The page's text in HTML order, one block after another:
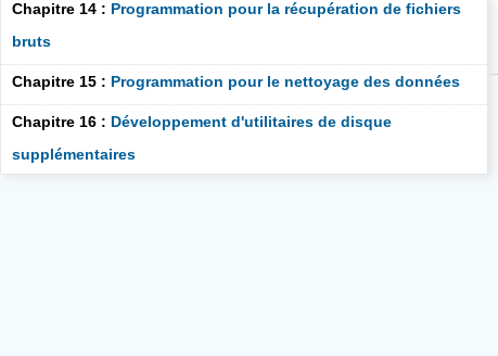
Chapitre 14 : Programmation pour la récupération de fichiers
bruts
Chapitre 15 : Programmation pour le nettoyage des données
Chapitre 16 : Développement d'utilitaires de disque
supplémentaires